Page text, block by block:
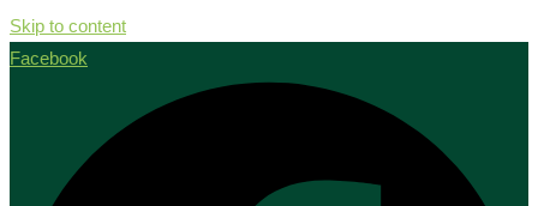
Skip to content
Facebook